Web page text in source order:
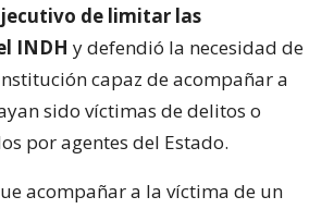
de limitar las
INDH y defendió la necesidad de
capaz de acompañar a
sido víctimas de delitos o
por agentes del Estado.
acompañar a la víctima de un